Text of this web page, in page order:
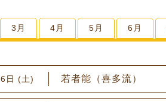
3月 4月 5月 6月
6日 (土) 若者能（喜多流）